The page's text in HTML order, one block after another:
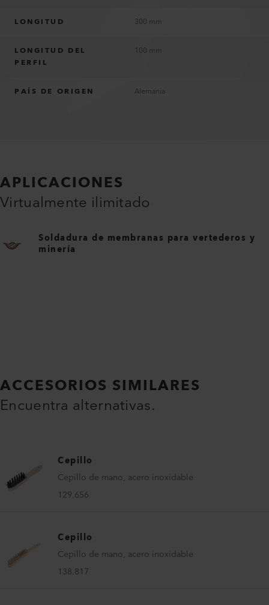
LONGITUD 300 mm
LONGITUD DEL
PERFIL
100 mm
PAÍS DE ORIGEN Alemania
APLICACIONES
Virtualmente ilimitado
Soldadura de membranas para vertederos y
minería
ACCESORIOS SIMILARES
Encuentra alternativas.
Cepillo
Cepillo de mano, acero inoxidable
129.656
Cepillo
Cepillo de mano, acero inoxidable
138.817